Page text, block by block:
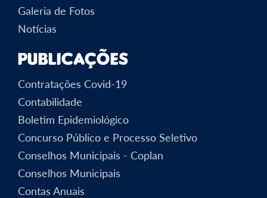
Galeria de Fotos
Notícias
Publicações
Contratações Covid-19
Contabilidade
Boletim Epidemiológico
Concurso Público e Processo Seletivo
Conselhos Municipais - Coplan
Conselhos Municipais
Contas Anuais